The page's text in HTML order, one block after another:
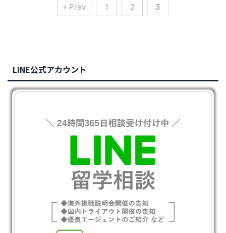
« Prev 1 2 3
LINE公式アカウント